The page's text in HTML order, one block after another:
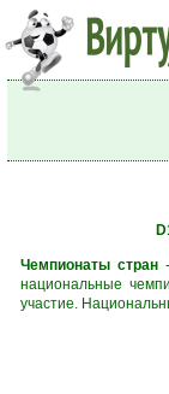
Чемпионаты стран-
национальные
участие.